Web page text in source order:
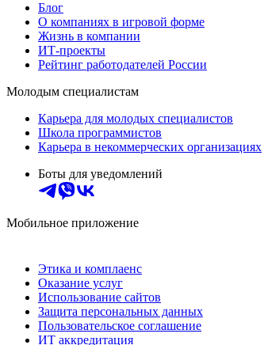
Блог
О компаниях в игровой форме
Жизнь в компании
ИТ-проекты
Рейтинг работодателей России
Молодым специалистам
Карьера для молодых специалистов
Школа программистов
Карьера в некоммерческих организациях
Боты для уведомлений
Мобильное приложение
Этика и комплаенс
Оказание услуг
Использование сайтов
Защита персональных данных
Пользовательское соглашение
ИТ аккредитация